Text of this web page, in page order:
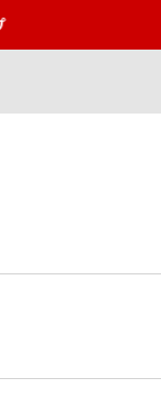
郵便局・日本郵政グルー